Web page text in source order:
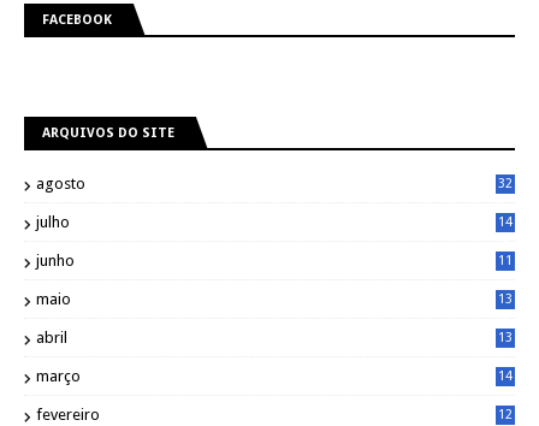
FACEBOOK
ARQUIVOS DO SITE
agosto 32
julho
14
junho
11
maio
13
abril
13
março
14
fevereiro
12